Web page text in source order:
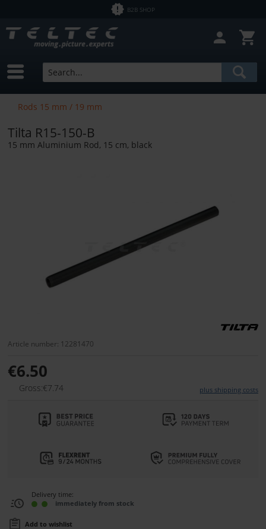
B2B SHOP
Rods 15 mm / 19 mm
Tilta R15-150-B
15 mm Aluminium Rod, 15 cm, black
Article number: 12281470
€6.50
Gross:€7.74 plus shipping costs
Delivery time:
immediately from stock
Add to wishlist
In Stock
Brands
from to €12758.00